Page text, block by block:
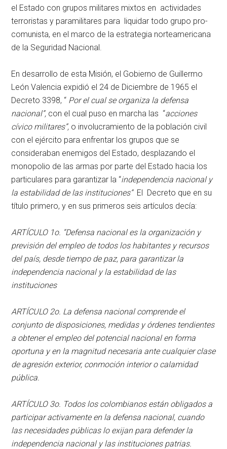
el Estado con grupos militares mixtos en actividades
terroristas y paramilitares para liquidar todo grupo pro-
comunista, en el marco de la estrategia norteamericana
de la Seguridad Nacional.
En desarrollo de esta Misión, el Gobierno de Guillermo
León Valencia expidió el 24 de Diciembre de 1965 el
Decreto 3398, “ Por el cual se organiza la defensa
nacional”, con el cual puso en marcha las “acciones
cívico militares”, o involucramiento de la población civil
con el ejército para enfrentar los grupos que se
consideraban enemigos del Estado, desplazando el
monopolio de las armas por parte del Estado hacia los
particulares para garantizar la “independencia nacional y
la estabilidad de las instituciones”El Decreto que en su
título primero, y en sus primeros seis artículos decía:
ARTÍCULO 1o. “Defensa nacional es la organización y
previsión del empleo de todos los habitantes y recursos
del país, desde tiempo de paz, para garantizar la
independencia nacional y la estabilidad de las
instituciones
ARTÍCULO 2o. La defensa nacional comprende el
conjunto de disposiciones, medidas y órdenes tendientes
a obtener el empleo del potencial nacional en forma
oportuna y en la magnitud necesaria ante cualquier clase
de agresión exterior, conmoción interior o calamidad
pública.
ARTÍCULO 3o. Todos los colombianos están obligados a
participar activamente en la defensa nacional, cuando
las necesidades públicas lo exijan para defender la
independencia nacional y las instituciones patrias.